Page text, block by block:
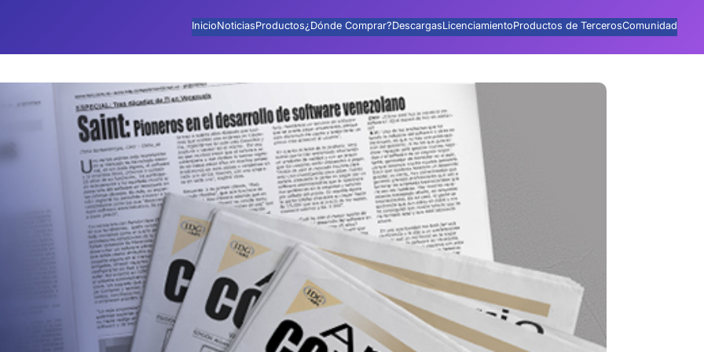
InicioNoticiasProductos¿Dónde Comprar?DescargasLicenciamientoProductos de TercerosComunidad